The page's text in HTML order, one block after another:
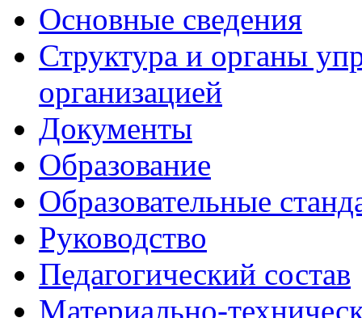
Основные сведения
Структура и органы
организацией
Документы
Образование
Образовательные
Руководство
Педагогический состав
Материально-